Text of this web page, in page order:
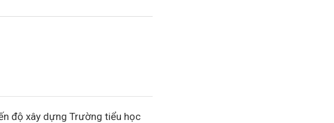
độ xây dựng Trường tiểu học